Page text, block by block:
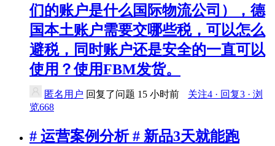
们的账户是什么国际物流公司），德
国本土账户需要交哪些税，可以怎么
避税，同时账户还是安全的一直可以
使用？使用FBM发货。
匿名用户 回复了问题 15 小时前
关注4 · 回复3 · 浏
览668
# 运营案例分析 # 新品3天就能跑